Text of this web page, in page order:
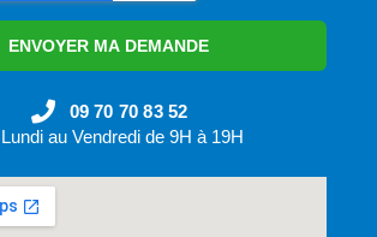
ENVOYER MA DEMANDE
09 70 70 83 52
au Vendredi de 9H à 19H